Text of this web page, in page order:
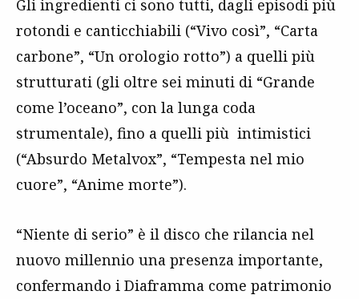
Gli ingredienti ci sono tutti, dagli episodi più
rotondi e canticchiabili (“Vivo così”, “Carta
carbone”, “Un orologio rotto”) a quelli più
strutturati (gli oltre sei minuti di “Grande
come l’oceano”, con la lunga coda
strumentale), fino a quelli più intimistici
(“Absurdo Metalvox”, “Tempesta nel mio
cuore”, “Anime morte”).
“Niente di serio” è il disco che rilancia nel
nuovo millennio una presenza importante,
confermando i Diaframma come patrimonio